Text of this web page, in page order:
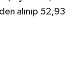
alınıp 52,93